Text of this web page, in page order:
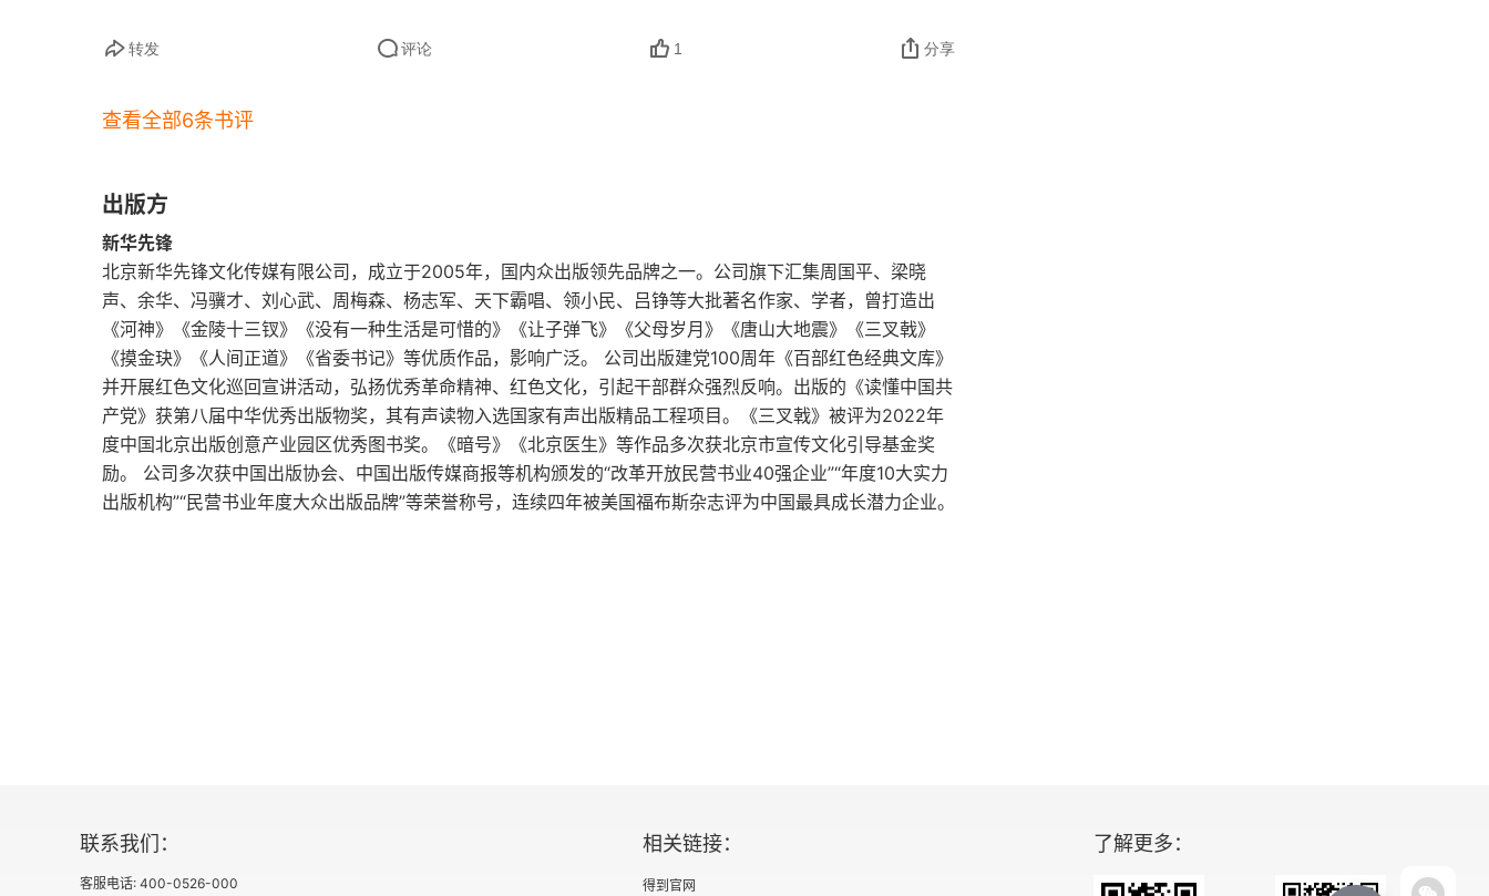
34. 1923年1月21日致思顺书
35. 1923年1月24日致梁思顺书
36. 1923年5月8日致思顺书
37. 1923年5月11日致思顺书
38. 1923年5月致思成书
39. 1923年7月26日致思成书
40. 1923年7月26日致思顺书
45. 1925年5月1日致思顺书
46. 1925年5月9日致顺、成、永、庄书
转发 评论 1 分享
查看全部6条书评
出版方
新华先锋
北京新华先锋文化传媒有限公司，成立于2005年，国内众出版领先品牌之一。公司旗下汇集周国平、梁晓
声、余华、冯骥才、刘心武、周梅森、杨志军、天下霸唱、领小民、吕铮等大批著名作家、学者，曾打造出
《河神》《金陵十三钗》《没有一种生活是可惜的》《让子弹飞》《父母岁月》《唐山大地震》《三叉戟》
《摸金玦》《人间正道》《省委书记》等优质作品，影响广泛。 公司出版建党100周年《百部红色经典文库》
并开展红色文化巡回宣讲活动，弘扬优秀革命精神、红色文化，引起干部群众强烈反响。出版的《读懂中国共
产党》获第八届中华优秀出版物奖，其有声读物入选国家有声出版精品工程项目。《三叉戟》被评为2022年
度中国北京出版创意产业园区优秀图书奖。《暗号》《北京医生》等作品多次获北京市宣传文化引导基金奖
励。 公司多次获中国出版协会、中国出版传媒商报等机构颁发的“改革开放民营书业40强企业”“年度10大实力
出版机构”“民营书业年度大众出版品牌”等荣誉称号，连续四年被美国福布斯杂志评为中国最具成长潜力企业。
联系我们：
客服电话: 400-0526-000
相关链接：
得到官网
了解更多：